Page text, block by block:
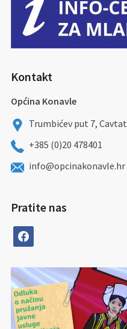
Kontakt
Općina Konavle
Trumbićev put 7, Cavtat
+385 (0)20 478401
info@opcinakonavle.hr
Pratite nas
facebook